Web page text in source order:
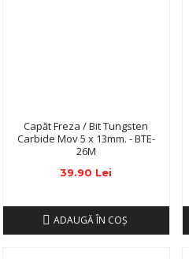
Capăt Freza / Bit Tungsten
Carbide Mov 5 x 13mm. - BTE-
26M
39.90 Lei
ADAUGĂ ÎN COŞ